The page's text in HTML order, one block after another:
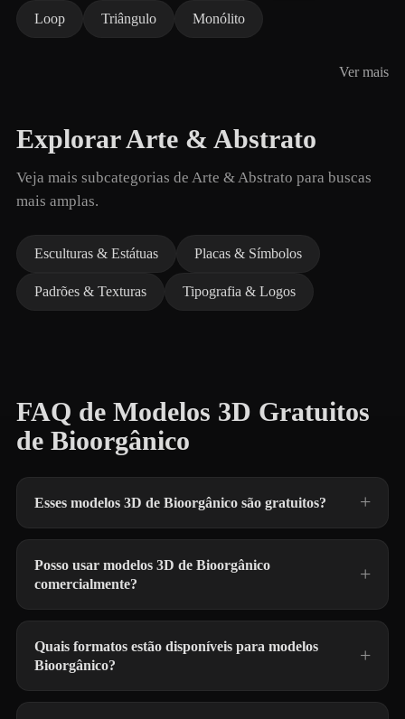
Loop Triângulo Monólito
Ver mais
Explorar Arte & Abstrato
Veja mais subcategorias de Arte & Abstrato para buscas
mais amplas.
Esculturas & Estátuas Placas & Símbolos
Padrões & Texturas Tipografia & Logos
FAQ de Modelos 3D Gratuitos
de Bioorgânico
Esses modelos 3D de Bioorgânico são gratuitos?
Posso usar modelos 3D de Bioorgânico
comercialmente?
Quais formatos estão disponíveis para modelos
Bioorgânico?